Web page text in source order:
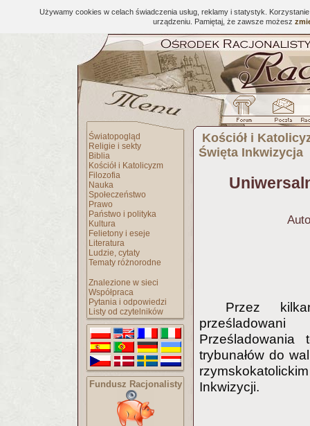
Używamy cookies w celach świadczenia usług, reklamy i statystyk.
urządzeniu. Pamiętaj, że zawsze możesz
Światopogląd
Religie i sekty
Biblia
Kościół i Katolicyzm
Filozofia
Nauka
Społeczeństwo
Prawo
Państwo i polityka
Kultura
Felietony i eseje
Literatura
Ludzie, cytaty
Tematy różnorodne
Znalezione w sieci
Współpraca
Pytania i odpowiedzi
Listy od czytelników
Fundusz Racjonalisty
Kościół i
Święta Inkwizycja
Przez
Prześladowania
trybunałów do
Inkwizycji.